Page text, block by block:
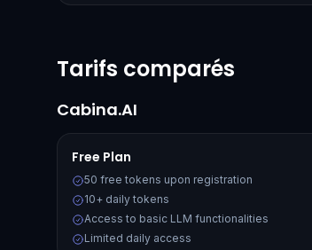
Tarifs comparés
Cabina.AI
Free Plan
50 free tokens upon registration
10+ daily tokens
Access to basic LLM functionalities
Limited daily access